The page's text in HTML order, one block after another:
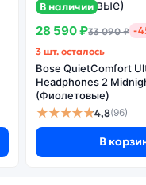
да
5
да
В наличии
28 590 ₽33 090 ₽ -
3 шт. осталось
Bose QuietComfort
Headphones 2
(Фиолетовые)
★★★★★4,8(96)
В